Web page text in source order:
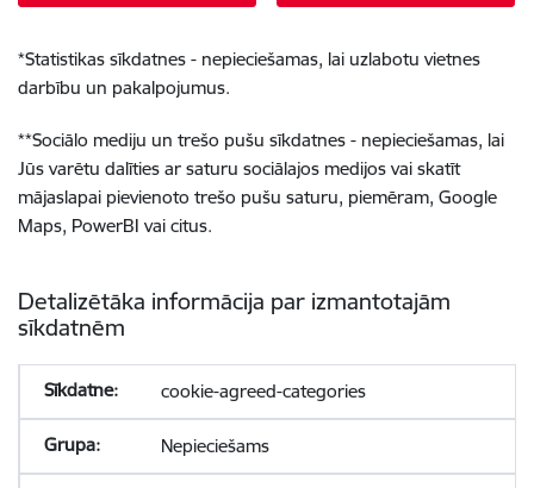
*Statistikas sīkdatnes - nepieciešamas, lai uzlabotu vietnes
darbību un pakalpojumus.
**Sociālo mediju un trešo pušu sīkdatnes - nepieciešamas, lai
Jūs varētu dalīties ar saturu sociālajos medijos vai skatīt
mājaslapai pievienoto trešo pušu saturu, piemēram, Google
Maps, PowerBI vai citus.
Detalizētāka informācija par izmantotajām
sīkdatnēm
cookie-agreed-categories
Nepieciešams